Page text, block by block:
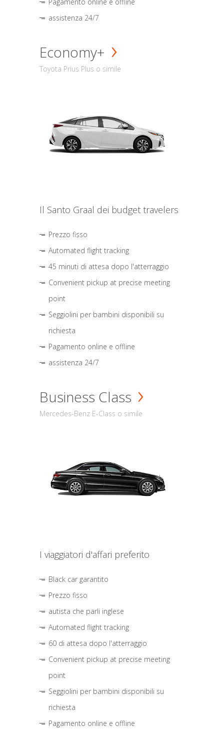
assistenza 24/7
Economy+
Toyota Prius Plus o simile
Il Santo Graal dei budget travelers
Prezzo fisso
Automated flight tracking
45 minuti di attesa dopo l'atterraggio
Convenient pickup at precise meeting
point
Seggiolini per bambini disponibili su
richiesta
Pagamento online e offline
assistenza 24/7
Business Class
Mercedes-Benz E-Class o simile
I viaggiatori d'affari preferito
Black car garantito
Prezzo fisso
autista che parli inglese
Automated flight tracking
60 di attesa dopo l'atterraggio
Convenient pickup at precise meeting
point
Seggiolini per bambini disponibili su
richiesta
Pagamento online e offline